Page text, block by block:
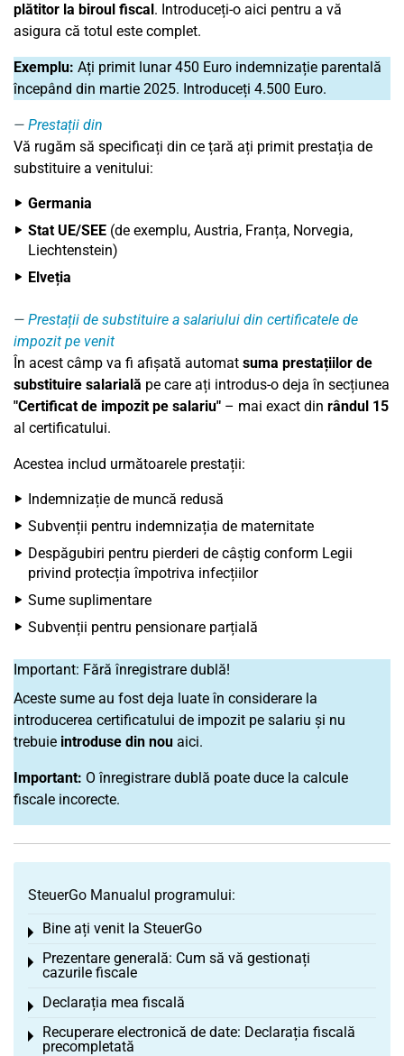
plătitor la biroul fiscal. Introduceți-o aici pentru a vă
asigura că totul este complet.
Exemplu: Ați primit lunar 450 Euro indemnizație parentală
începând din martie 2025. Introduceți 4.500 Euro.
Prestații din
Vă rugăm să specificați din ce țară ați primit prestația de
substituire a venitului:
Germania
Stat UE/SEE (de exemplu, Austria, Franța, Norvegia,
Liechtenstein)
Elveția
Prestații de substituire a salariului din certificatele de
impozit pe venit
În acest câmp va fi afișată automat suma prestațiilor de
substituire salarială pe care ați introdus-o deja în secțiunea
"Certificat de impozit pe salariu" – mai exact din rândul 15
al certificatului.
Acestea includ următoarele prestații:
Indemnizație de muncă redusă
Subvenții pentru indemnizația de maternitate
Despăgubiri pentru pierderi de câștig conform Legii
privind protecția împotriva infecțiilor
Sume suplimentare
Subvenții pentru pensionare parțială
Important: Fără înregistrare dublă!
Aceste sume au fost deja luate în considerare la
introducerea certificatului de impozit pe salariu și nu
trebuie introduse din nou aici.
Important: O înregistrare dublă poate duce la calcule
fiscale incorecte.
SteuerGo Manualul programului:
Bine ați venit la SteuerGo
Toggle menu
Prezentare generală: Cum să vă gestionați
cazurile fiscale
Toggle menu
Declarația mea fiscală
Toggle menu
Recuperare electronică de date: Declarația fiscală
precompletată
Toggle menu